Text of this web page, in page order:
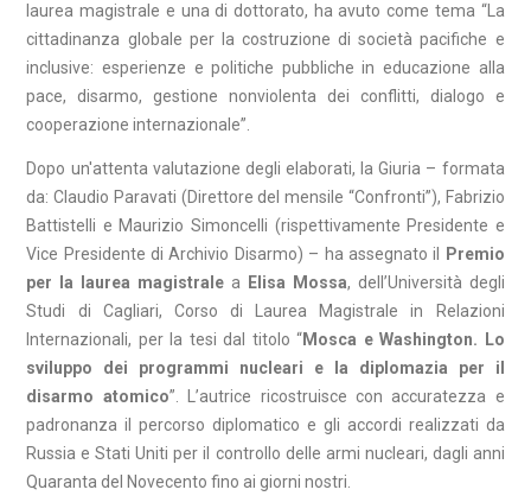
laurea magistrale e una di dottorato, ha avuto come tema “La
cittadinanza globale per la costruzione di società pacifiche e
inclusive: esperienze e politiche pubbliche in educazione alla
pace, disarmo, gestione nonviolenta dei conflitti, dialogo e
cooperazione internazionale”.
Dopo un'attenta valutazione degli elaborati, la Giuria – formata
da: Claudio Paravati (Direttore del mensile “Confronti”), Fabrizio
Battistelli e Maurizio Simoncelli (rispettivamente Presidente e
Vice Presidente di Archivio Disarmo) – ha assegnato il
Premio
per la laurea magistrale a Elisa Mossa, dell’Università degli
Studi di Cagliari, Corso di Laurea Magistrale in Relazioni
Internazionali, per la tesi dal titolo “Mosca e Washington. Lo
sviluppo dei programmi nucleari e la diplomazia per il
disarmo atomico”. L’autrice ricostruisce con accuratezza e
padronanza il percorso diplomatico e gli accordi realizzati da
Russia e Stati Uniti per il controllo delle armi nucleari, dagli anni
Quaranta del Novecento fino ai giorni nostri.